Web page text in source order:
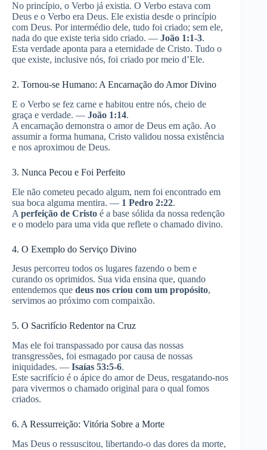
No princípio, o Verbo já existia. O Verbo estava com
Deus e o Verbo era Deus. Ele existia desde o princípio
com Deus. Por intermédio dele, tudo foi criado; sem ele,
nada do que existe teria sido criado. — João 1:1-3.
Esta verdade aponta para a eternidade de Cristo. Tudo o
que existe, inclusive nós, foi criado por meio d’Ele.
2. Tornou-se Humano: A Encarnação do Amor Divino
E o Verbo se fez carne e habitou entre nós, cheio de
graça e verdade. — João 1:14.
A encarnação demonstra o amor de Deus em ação. Ao
assumir a forma humana, Cristo validou nossa existência
e nos aproximou de Deus.
3. Nunca Pecou e Foi Perfeito
Ele não cometeu pecado algum, nem foi encontrado em
sua boca alguma mentira. — 1 Pedro 2:22.
A perfeição de Cristo é a base sólida da nossa redenção
e o modelo para uma vida que reflete o chamado divino.
4. O Exemplo do Serviço Divino
Jesus percorreu todos os lugares fazendo o bem e
curando os oprimidos. Sua vida ensina que, quando
entendemos que deus nos criou com um propósito,
servimos ao próximo com compaixão.
5. O Sacrifício Redentor na Cruz
Mas ele foi transpassado por causa das nossas
transgressões, foi esmagado por causa de nossas
iniquidades. — Isaías 53:5-6.
Este sacrifício é o ápice do amor de Deus, resgatando-nos
para vivermos o chamado original para o qual fomos
criados.
6. A Ressurreição: Vitória Sobre a Morte
Mas Deus o ressuscitou, libertando-o das dores da morte,